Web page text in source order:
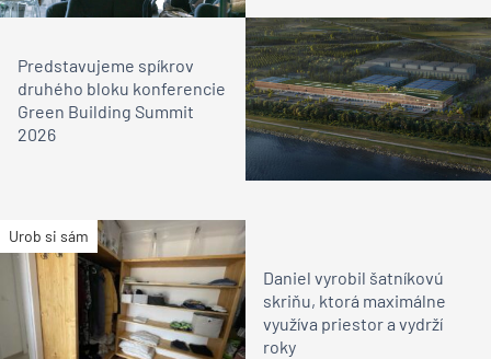
Predstavujeme spíkrov
druhého bloku konferencie
Green Building Summit
2026
Urob si sám
Daniel vyrobil šatníkovú
skriňu, ktorá maximálne
využíva priestor a vydrží
roky